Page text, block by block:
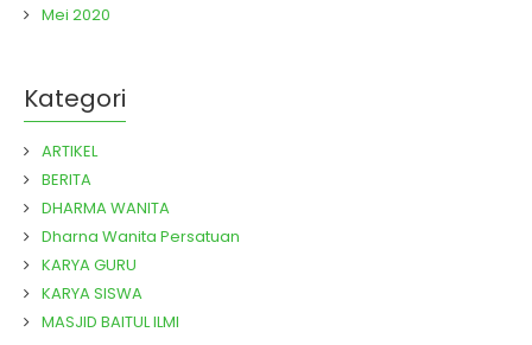
Mei 2020
Kategori
ARTIKEL
BERITA
DHARMA WANITA
Dharna Wanita Persatuan
KARYA GURU
KARYA SISWA
MASJID BAITUL ILMI